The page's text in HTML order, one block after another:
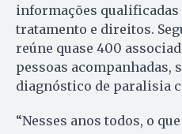
informações
tratamento e direitos.
reúne quase 400
pessoas acompanhadas,
diagnóstico de paralisia
“Nesses anos todos, o